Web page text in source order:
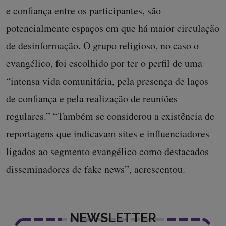
e confiança entre os participantes, são
potencialmente espaços em que há maior circulação
de desinformação. O grupo religioso, no caso o
evangélico, foi escolhido por ter o perfil de uma
“intensa vida comunitária, pela presença de laços
de confiança e pela realização de reuniões
regulares.” “Também se considerou a existência de
reportagens que indicavam sites e influenciadores
ligados ao segmento evangélico como destacados
disseminadores de fake news”, acrescentou.
NEWSLETTER